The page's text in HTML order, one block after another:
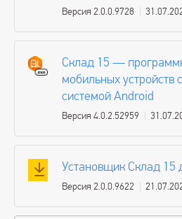
Версия 2.0.0.9728
Склад 15 —
мобильных устройств
системой Android
Версия 4.0.2.52959
Установщик Склад 15
Версия 2.0.0.9622